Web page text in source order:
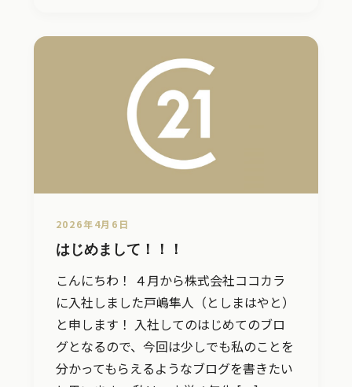
2026年4月6日
はじめまして！！！
こんにちわ！ ４月から株式会社ココカラ
に入社しました戸嶋隼人（としまはやと）
と申します！ 入社してのはじめてのブロ
グとなるので、今回は少しでも私のことを
分かってもらえるようなブログを書きたい